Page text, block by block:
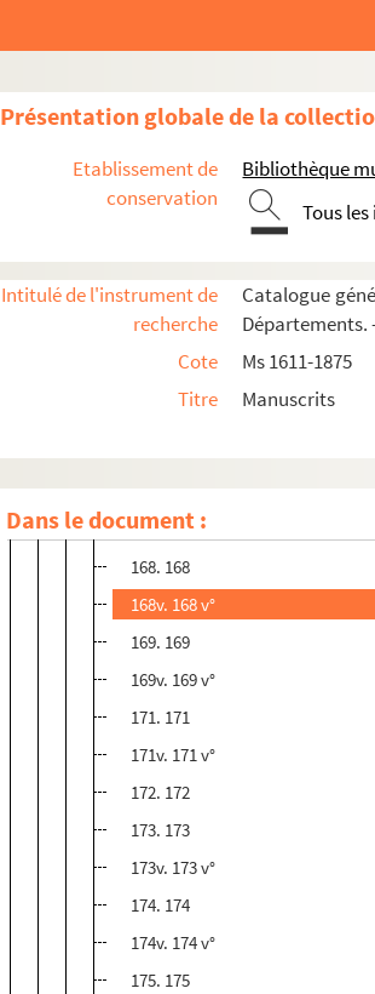
Présentation globale de la
Etablissement de
conservation
Bibliothèque
Tous
Intitulé de l'instrument de
recherche
Catalogue
Départements.
Cote
Ms 1611-1875
Titre
Manuscrits
Dans le document :
161v. 161 v°
162v. 162 v°
164. 164
167v. 167 v°
168. 168
168v. 168 v°
169. 169
169v. 169 v°
171. 171
171v. 171 v°
172. 172
173. 173
173v. 173 v°
174. 174
174v. 174 v°
175. 175